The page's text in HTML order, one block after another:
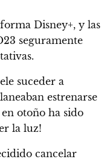
Disney+, y las
seguramente
.
suceder a
estrenarse
otoño ha sido
la luz!
cancelar